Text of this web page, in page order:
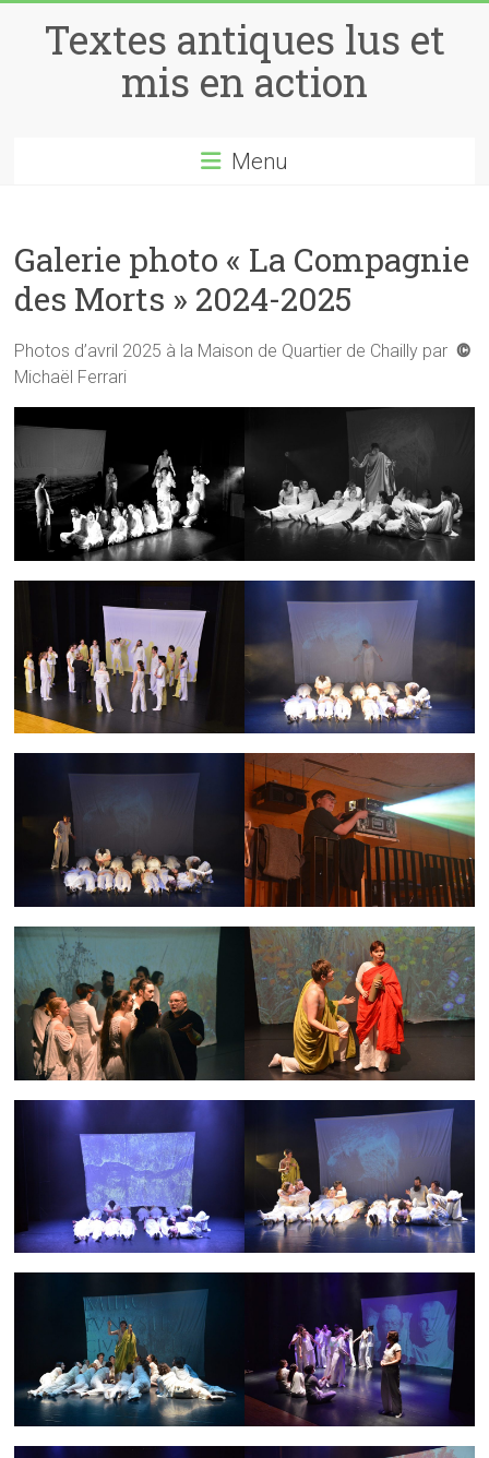
contentTextes antiques lus et
mis en action
Menu
Galerie photo « La Compagnie
des Morts » 2024-2025
Photos d’avril 2025 à la Maison de Quartier de Chailly par ©
Michaël Ferrari